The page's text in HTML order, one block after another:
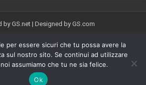
byGS.net | Designed by GS.com
EDITRICE S.R.L.P.Iva 02008710689
di Pescara reg. speciale della stampa n.08/2012
responsabile: Maurizio Piccinino
Iscrizione al ROC n.22607
© Copyright 2026, All Rights Reserved
per essere sicuri che tu possa avere la
sul nostro sito. Se continui ad utilizzare
assumiamo che tu ne sia felice.
Ok